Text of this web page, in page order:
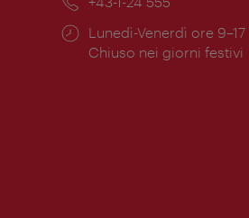
Orari
di
Lunedì-Venerdì ore 9–17
Chiuso nei giorni festivi